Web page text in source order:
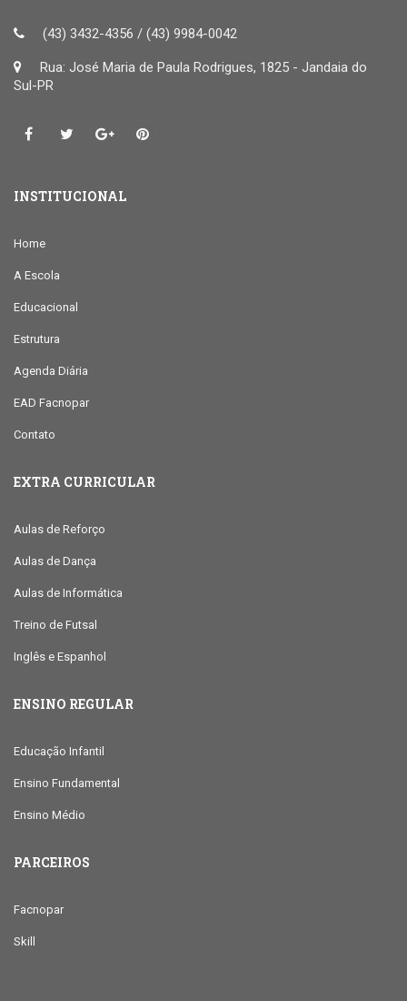
(43) 3432-4356 / (43) 9984-0042
Rua: José Maria de Paula Rodrigues, 1825 - Jandaia do
Sul-PR
INSTITUCIONAL
Home
A Escola
Educacional
Estrutura
Agenda Diária
EAD Facnopar
Contato
EXTRA CURRICULAR
Aulas de Reforço
Aulas de Dança
Aulas de Informática
Treino de Futsal
Inglês e Espanhol
ENSINO REGULAR
Educação Infantil
Ensino Fundamental
Ensino Médio
PARCEIROS
Facnopar
Skill